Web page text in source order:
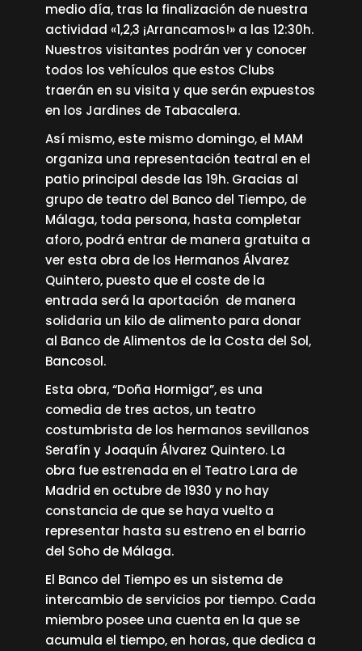
medio día, tras la finalización de nuestra
actividad «1,2,3 ¡Arrancamos!» a las 12:30h.
Nuestros visitantes podrán ver y conocer
todos los vehículos que estos Clubs
traerán en su visita y que serán expuestos
en los Jardines de Tabacalera.
Así mismo, este mismo domingo, el MAM
organiza una representación teatral en el
patio principal desde las 19h. Gracias al
grupo de teatro del Banco del Tiempo, de
Málaga, toda persona, hasta completar
aforo, podrá entrar de manera gratuita a
ver esta obra de los Hermanos Álvarez
Quintero, puesto que el coste de la
entrada será la aportación de manera
solidaria un kilo de alimento para donar
al Banco de Alimentos de la Costa del Sol,
Bancosol.
Esta obra, “Doña Hormiga”, es una
comedia de tres actos, un teatro
costumbrista de los hermanos sevillanos
Serafín y Joaquín Álvarez Quintero. La
obra fue estrenada en el Teatro Lara de
Madrid en octubre de 1930 y no hay
constancia de que se haya vuelto a
representar hasta su estreno en el barrio
del Soho de Málaga.
El Banco del Tiempo es un sistema de
intercambio de servicios por tiempo. Cada
miembro posee una cuenta en la que se
acumula el tiempo, en horas, que dedica a